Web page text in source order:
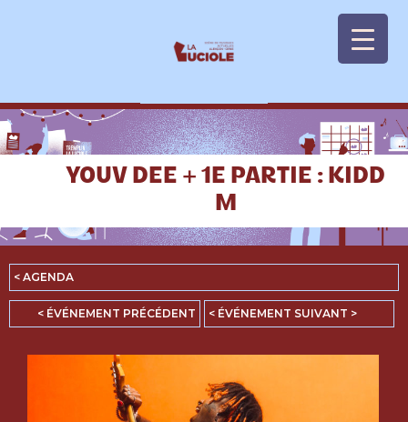
YOUV DEE + 1E PARTIE : KIDD
M
< AGENDA
< ÉVÉNEMENT PRÉCÉDENT < ÉVÉNEMENT SUIVANT >